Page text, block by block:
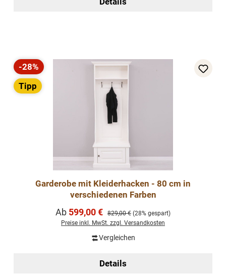
Rabatt
-28%
Tipp
Garderobe mit Kleiderhacken - 80 cm in
verschiedenen Farben
Verkaufspreis:
Ab 599,00 € Regulärer Preis:
829,00 € (28% gespart)
Preise inkl. MwSt. zzgl. Versandkosten
Vergleichen
Details